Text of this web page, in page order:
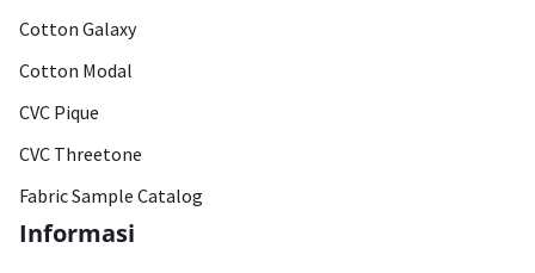
Cotton Galaxy
Cotton Modal
CVC Pique
CVC Threetone
Fabric Sample Catalog
Informasi